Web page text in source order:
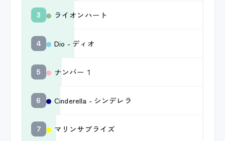
3 ライオンハート
4 Dio - ディオ
5 ナンバー１
6 Cinderella - シンデレラ
7 マリンサプライズ